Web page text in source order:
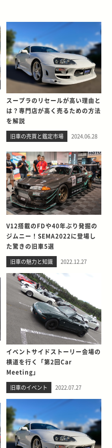
スープラのリセールが高い理由と
は？専門店が高く売るための方法
を解説
旧車の売買と鑑定市場 2024.06.28
V12搭載のFDや40年ぶり発掘の
ジムニー！SEMA2022に登場し
た驚きの旧車5選
旧車の魅力と知識 2022.12.27
イベントサイドストーリー会場の
横道を行く「第2回Car
Meeting」
旧車のイベント 2022.07.27